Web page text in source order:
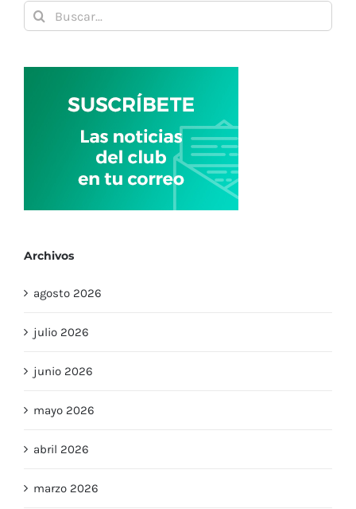
Archivos
agosto 2026
julio 2026
junio 2026
mayo 2026
abril 2026